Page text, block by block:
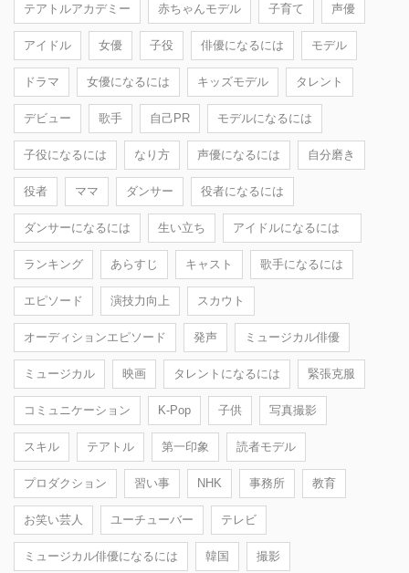
テアトルアカデミー 赤ちゃんモデル 子育て 声優
アイドル 女優 子役 俳優になるには モデル
ドラマ 女優になるには キッズモデル タレント
デビュー 歌手 自己PR モデルになるには
子役になるには なり方 声優になるには 自分磨き
役者 ママ ダンサー 役者になるには
ダンサーになるには 生い立ち アイドルになるには
ランキング あらすじ キャスト 歌手になるには
エピソード 演技力向上 スカウト
オーディションエピソード 発声 ミュージカル俳優
ミュージカル 映画 タレントになるには 緊張克服
コミュニケーション K-Pop 子供 写真撮影
スキル テアトル 第一印象 読者モデル
プロダクション 習い事 NHK 事務所 教育
お笑い芸人 ユーチューバー テレビ
ミュージカル俳優になるには 韓国 撮影